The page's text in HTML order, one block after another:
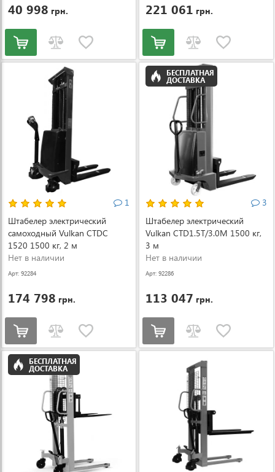
40 998 грн. 221 061 грн.
1
Штабелер электрический
самоходный Vulkan CTDC
1520 1500 кг, 2 м
Нет в наличии
Арт: 92284
174 798 грн.
БЕСПЛАТНАЯ
ДОСТАВКА
3
Штабелер электрический
Vulkan CTD1.5T/3.0M 1500 кг,
3 м
Нет в наличии
Арт: 92286
113 047 грн.
БЕСПЛАТНАЯ
ДОСТАВКА